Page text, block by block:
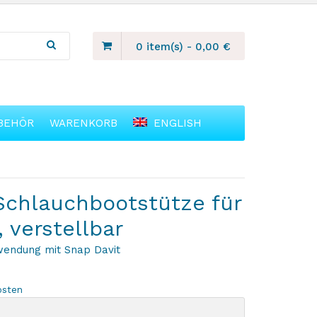
0 item(s) - 0,00 €
WARENKORB ENGLISH
für
verstellbar
mit Snap Davit